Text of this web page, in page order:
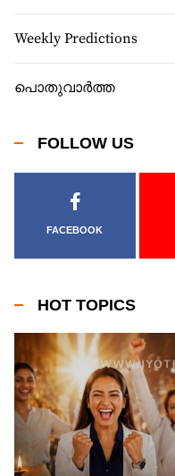
Weekly Predictions
പൊതുവാർത്ത
FOLLOW US
FACEBOOK
HOT TOPICS